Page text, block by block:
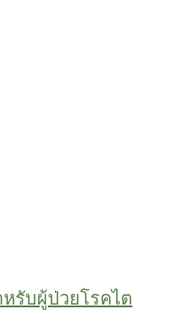
รับผู้ป่วยโรคไต